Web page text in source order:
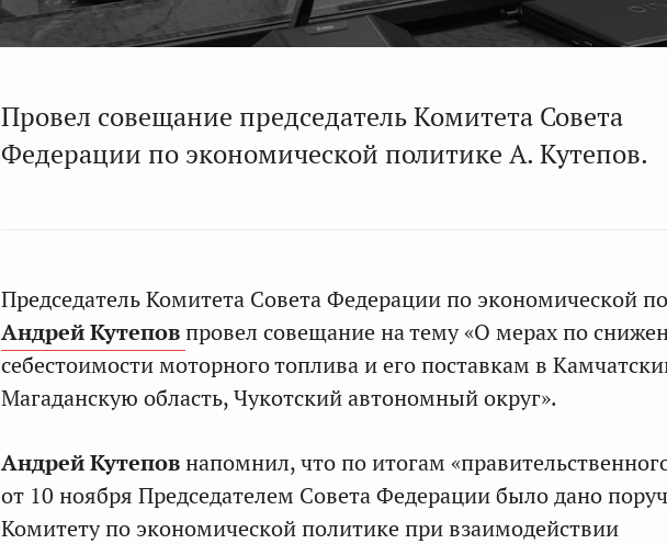
Провел совещание председатель Комитета Совета
Федерации по экономической политике А. Кутепов.
Председатель Комитета Совета Федерации по экономической
Андрей Кутеповпровел совещание на тему «О мерах по
себестоимости моторного топлива и его поставкам в
Магаданскую область, Чукотский автономный округ».
Андрей Кутеповнапомнил, что по итогам
от 10 ноября Председателем Совета Федерации было дано
Комитету по экономической политике при взаимодействии